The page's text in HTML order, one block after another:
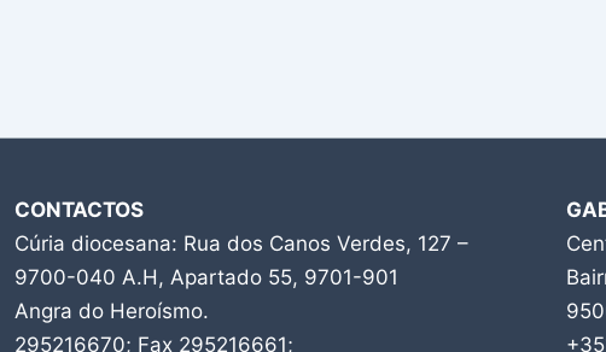
CONTACTOS
Cúria diocesana: Rua dos Canos Verdes, 127 –
9700-040 A.H, Apartado 55, 9701-901
Angra do Heroísmo.
295216670; Fax 295216661;